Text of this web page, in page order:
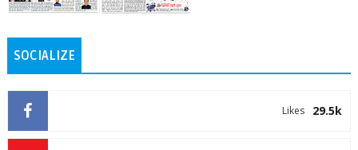
SOCIALIZE
29.5k
Likes